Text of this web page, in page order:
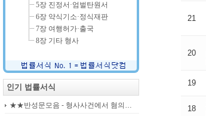
21
20
19
18
5장 진정서·엄벌탄원서
6장 약식기소·정식재판
7장 여행허가·출국
8장 기타 형사
인기 법률서식
★★반성문모음 - 형사사건에서 혐의사실을 인정하는 가해자가 선처를 호소하며 제출작성하는 반성문2